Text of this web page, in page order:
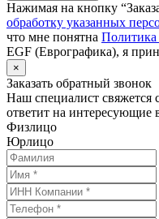
Нажимая на кнопку
обработку указанных
что мне понятна Политика
EGF (Еврографика), я
×
Заказать обратный звонок
Наш специалист свяжется
ответит на интересующие
Физлицо
Юрлицо